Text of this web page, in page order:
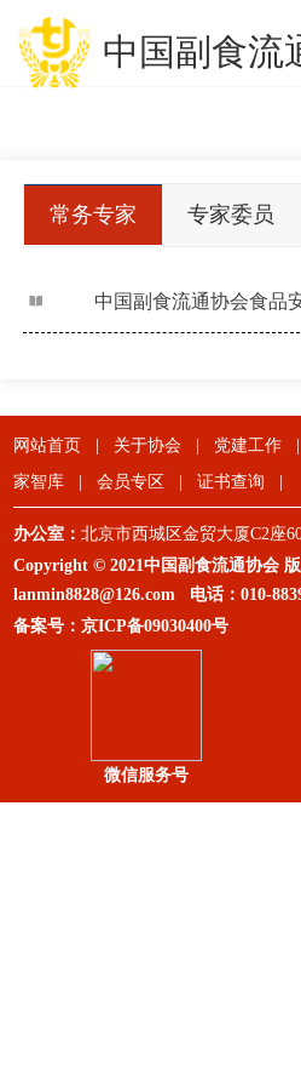
中国副食流
常务专家 专家委员
网站首页 关于协会 党建工作
家智库
会员专区 证书查询
办公室：北京市西城区金贸大厦C2座
Copyright © 2021中国副食流通协会
lanmin8828@126.com 电话：010-
备案号：京ICP备09030400号
微信服务号